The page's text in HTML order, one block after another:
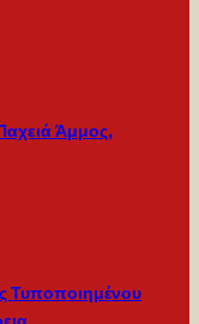
Άμμος,
Τυποποιημένου